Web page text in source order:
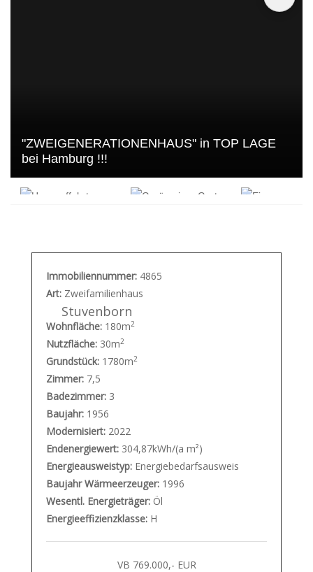
"ZWEIGENERATIONENHAUS" in TOP LAGE
bei Hamburg !!!
Immobiliennummer: 4865
Art: Zweifamilienhaus
Stuvenborn
Wohnfläche: 180m2
Nutzfläche: 30m2
Grundstück: 1780m2
Zimmer: 7,5
Badezimmer: 3
Baujahr: 1956
Modernisiert: 2022
Endenergiewert: 304,87kWh/(a m²)
Energieausweistyp: Energiebedarfsausweis
Baujahr Wärmeerzeuger: 1996
Wesentl. Energieträger: Öl
Energieeffizienzklasse: H
VB 769.000,- EUR